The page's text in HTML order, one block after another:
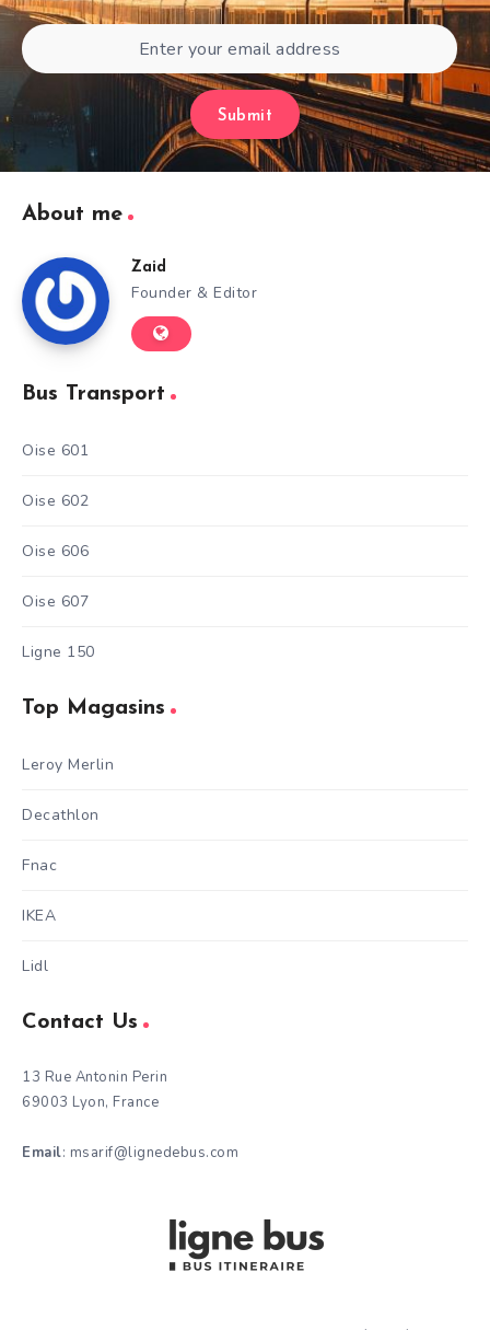
Submit
About me
Zaid
Founder & Editor
Bus Transport
Oise 601
Oise 602
Oise 606
Oise 607
Ligne 150
Top Magasins
Leroy Merlin
Decathlon
Fnac
IKEA
Lidl
Contact Us
13 Rue Antonin Perin
69003 Lyon, France
Email: msarif@lignedebus.com